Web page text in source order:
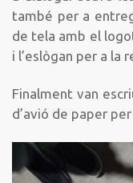
també per a
de tela amb el
i l’eslògan per a la
Finalment van
d’avió de paper